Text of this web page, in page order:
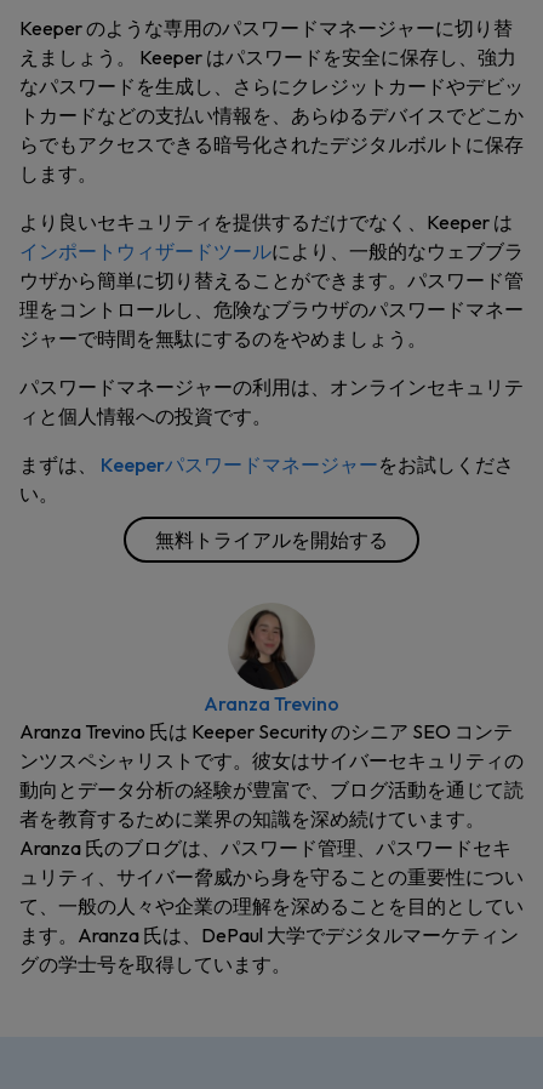
Keeper のような専用のパスワードマネージャーに切り替
えましょう。 Keeper はパスワードを安全に保存し、強力
なパスワードを生成し、さらにクレジットカードやデビッ
トカードなどの支払い情報を、あらゆるデバイスでどこか
らでもアクセスできる暗号化されたデジタルボルトに保存
します。
より良いセキュリティを提供するだけでなく、Keeper は
インポートウィザードツールにより、一般的なウェブブラ
ウザから簡単に切り替えることができます。パスワード管
理をコントロールし、危険なブラウザのパスワードマネー
ジャーで時間を無駄にするのをやめましょう。
パスワードマネージャーの利用は、オンラインセキュリテ
ィと個人情報への投資です。
まずは、
Keeperパスワードマネージャーをお試しくださ
い。
無料トライアルを開始する
Aranza Trevino
Aranza Trevino 氏は Keeper Security のシニア SEO コンテ
ンツスペシャリストです。彼女はサイバーセキュリティの
動向とデータ分析の経験が豊富で、ブログ活動を通じて読
者を教育するために業界の知識を深め続けています。
Aranza 氏のブログは、パスワード管理、パスワードセキ
ュリティ、サイバー脅威から身を守ることの重要性につい
て、一般の人々や企業の理解を深めることを目的としてい
ます。Aranza 氏は、DePaul 大学でデジタルマーケティン
グの学士号を取得しています。